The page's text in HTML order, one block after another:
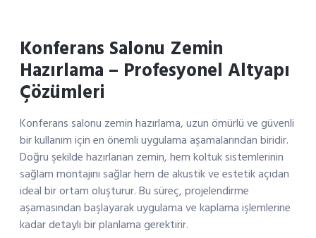
Konferans Salonu Zemin
Hazırlama – Profesyonel Altyapı
Çözümleri
Konferans salonu zemin hazırlama, uzun ömürlü ve güvenli
bir kullanım için en önemli uygulama aşamalarından biridir.
Doğru şekilde hazırlanan zemin, hem koltuk sistemlerinin
sağlam montajını sağlar hem de akustik ve estetik açıdan
ideal bir ortam oluşturur. Bu süreç, projelendirme
aşamasından başlayarak uygulama ve kaplama işlemlerine
kadar detaylı bir planlama gerektirir.